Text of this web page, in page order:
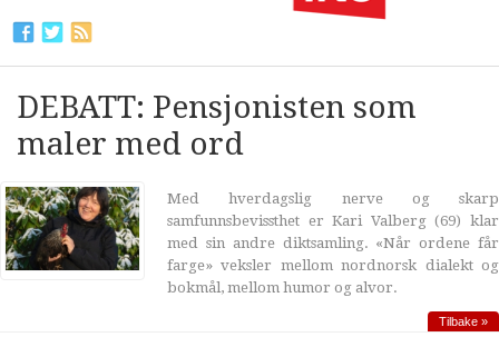
DEBATT: Pensjonisten som
maler med ord
Med hverdagslig nerve og skarp
samfunnsbevissthet er Kari Valberg (69) klar
med sin andre diktsamling. «Når ordene får
farge» veksler mellom nordnorsk dialekt og
bokmål, mellom humor og alvor.
Tilbake »